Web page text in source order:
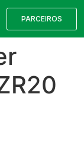
PARCEIROS